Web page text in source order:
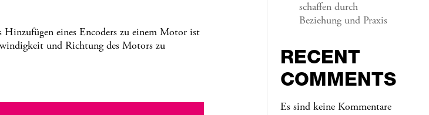
eines Encoders zu einem Motor ist
und Richtung des Motors zu
schaffen durch
Beziehung und Praxis
RECENT
COMMENTS
Es sind keine Kommentare